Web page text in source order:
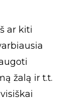
ar kiti
žalą ir t.t.